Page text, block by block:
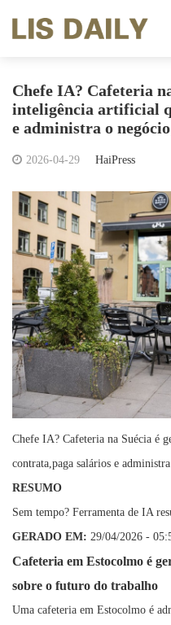
Chefe IA? Cafeteria
inteligência artificial
e administra o
2026-04-29 HaiPress
Chefe IA? Cafeteria na Suécia é
contrata,paga salários e
RESUMO
Sem tempo? Ferramenta de IA
GERADO EM: 29/04/2026 -
Cafeteria em Estocolmo é
sobre o futuro do trabalho
Uma cafeteria em Estocolmo é